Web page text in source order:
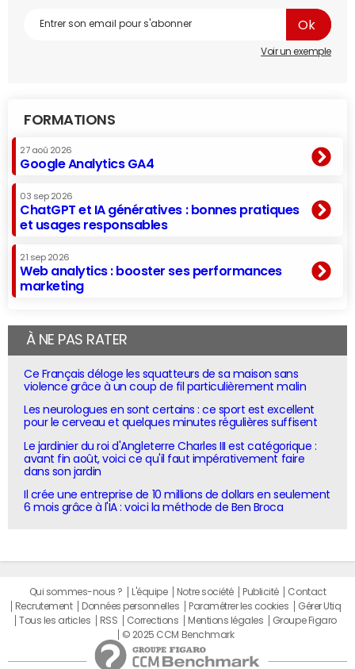
Voir un exemple
FORMATIONS
27 aoû 2026
Google Analytics GA4
03 sep 2026
ChatGPT et IA génératives : bonnes pratiques
et usages responsables
21 sep 2026
Web analytics : booster ses performances
marketing
À NE PAS RATER
Ce Français déloge les squatteurs de sa maison sans
violence grâce à un coup de fil particulièrement malin
Les neurologues en sont certains : ce sport est excellent
pour le cerveau et quelques minutes régulières suffisent
Le jardinier du roi d'Angleterre Charles III est catégorique :
avant fin août, voici ce qu'il faut impérativement faire
dans son jardin
Il crée une entreprise de 10 millions de dollars en seulement
6 mois grâce à l'IA : voici la méthode de Ben Broca
Qui sommes-nous ? L'équipe Notre société Publicité
Contact
Recrutement
Données personnelles Paramétrer les cookies
Gérer Utiq
Tous les articles
RSS Corrections Mentions légales
Groupe Figaro
© 2025 CCM Benchmark